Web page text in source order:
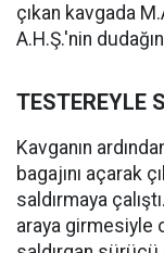
çıkan kavgada
A.H.Ş.'nin
TESTEREYLE
Kavganın
bagajını açarak
saldırmaya
araya girmesiyle